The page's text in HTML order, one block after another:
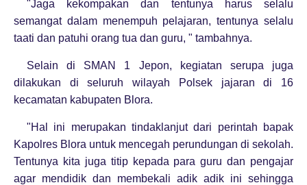
"Jaga kekompakan dan tentunya harus selalu
semangat dalam menempuh pelajaran, tentunya selalu
taati dan patuhi orang tua dan guru, " tambahnya.
Selain di SMAN 1 Jepon, kegiatan serupa juga
dilakukan di seluruh wilayah Polsek jajaran di 16
kecamatan kabupaten Blora.
"Hal ini merupakan tindaklanjut dari perintah bapak
Kapolres Blora untuk mencegah perundungan di sekolah.
Tentunya kita juga titip kepada para guru dan pengajar
agar mendidik dan membekali adik adik ini sehingga